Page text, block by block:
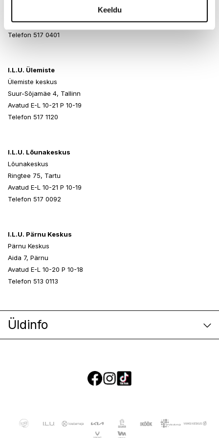
Keeldu
Red 30 Lake (CI 73360). Ultramarines (CI 77007).
Whisper, Sheer Honey
Nitride, Caprylyl Glycol, Zinc Stearate,
Triethoxycaprylylsilane, Tin Oxide, Simmondsia Chinensis
(Jojoba) Seed Oil, Punica Granatum
Seed Oil, Pinus Strobus Bark Extract.
Avatud E-L 10-21 P 10-19
Telefon 517 0401
I.L.U. Ülemiste
Ülemiste keskus
Suur-Sõjamäe 4, Tallinn
Avatud E-L 10-21 P 10-19
Telefon 517 1120
I.L.U. Lõunakeskus
Lõunakeskus
Ringtee 75, Tartu
Avatud E-L 10-21 P 10-19
Telefon 517 0092
I.L.U. Pärnu Keskus
Pärnu Keskus
Aida 7, Pärnu
Avatud E-L 10-20 P 10-18
Telefon 513 0113
Üldinfo